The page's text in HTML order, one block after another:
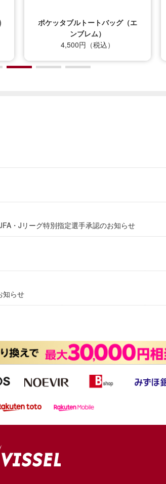
ポケッタブルトートバッグ（エ
ンブレム）
4,500円（税込）
・Jリーグ特別指定選手承認のお知らせ
知らせ